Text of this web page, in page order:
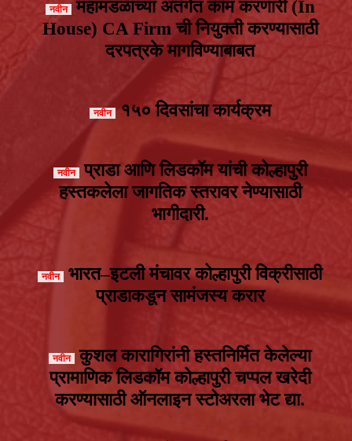
महामंडळाच्या अंतर्गत काम करणारी (In
House) CA Firm ची नियुक्ती करण्यासाठी
दरपत्रके मागविण्याबाबत
१५० दिवसांचा कार्यक्रम
प्राडा आणि लिडकॉम यांची कोल्हापुरी
हस्तकलेला जागतिक स्तरावर नेण्यासाठी
भागीदारी.
भारत–इटली मंचावर कोल्हापुरी विक्रीसाठी
प्राडाकडून सामंजस्य करार
कुशल कारागिरांनी हस्तनिर्मित केलेल्या
प्रामाणिक लिडकॉम कोल्हापुरी चप्पल खरेदी
करण्यासाठी ऑनलाइन स्टोअरला भेट द्या.